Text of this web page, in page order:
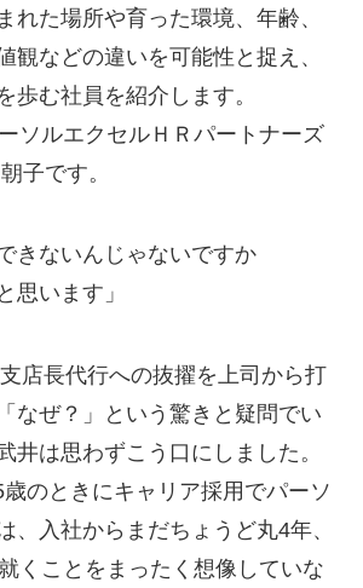
れた場所や育った環境、年齢、
観などの違いを可能性と捉え、
歩む社員を紹介します。
ソルエクセルＨＲパートナーズ
子です。
きないんじゃないですか
います」
店長代行への抜擢を上司から打
なぜ？」という驚きと疑問でい
井は思わずこう口にしました。
のときにキャリア採用でパーソ
、入社からまだちょうど丸4年、
くことをまったく想像していな